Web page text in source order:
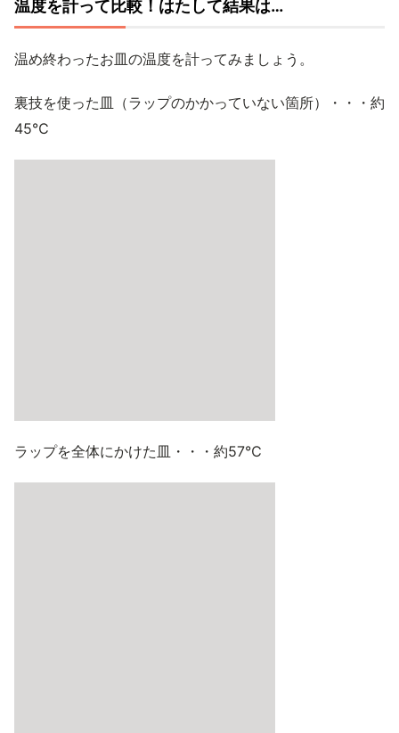
温度を計って比較！はたして結果は…
温め終わったお皿の温度を計ってみましょう。
裏技を使った皿（ラップのかかっていない箇所）・・・約
45℃
ラップを全体にかけた皿・・・約57℃